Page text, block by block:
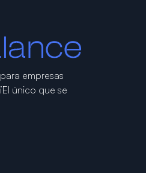
para empresas
¡El único que se